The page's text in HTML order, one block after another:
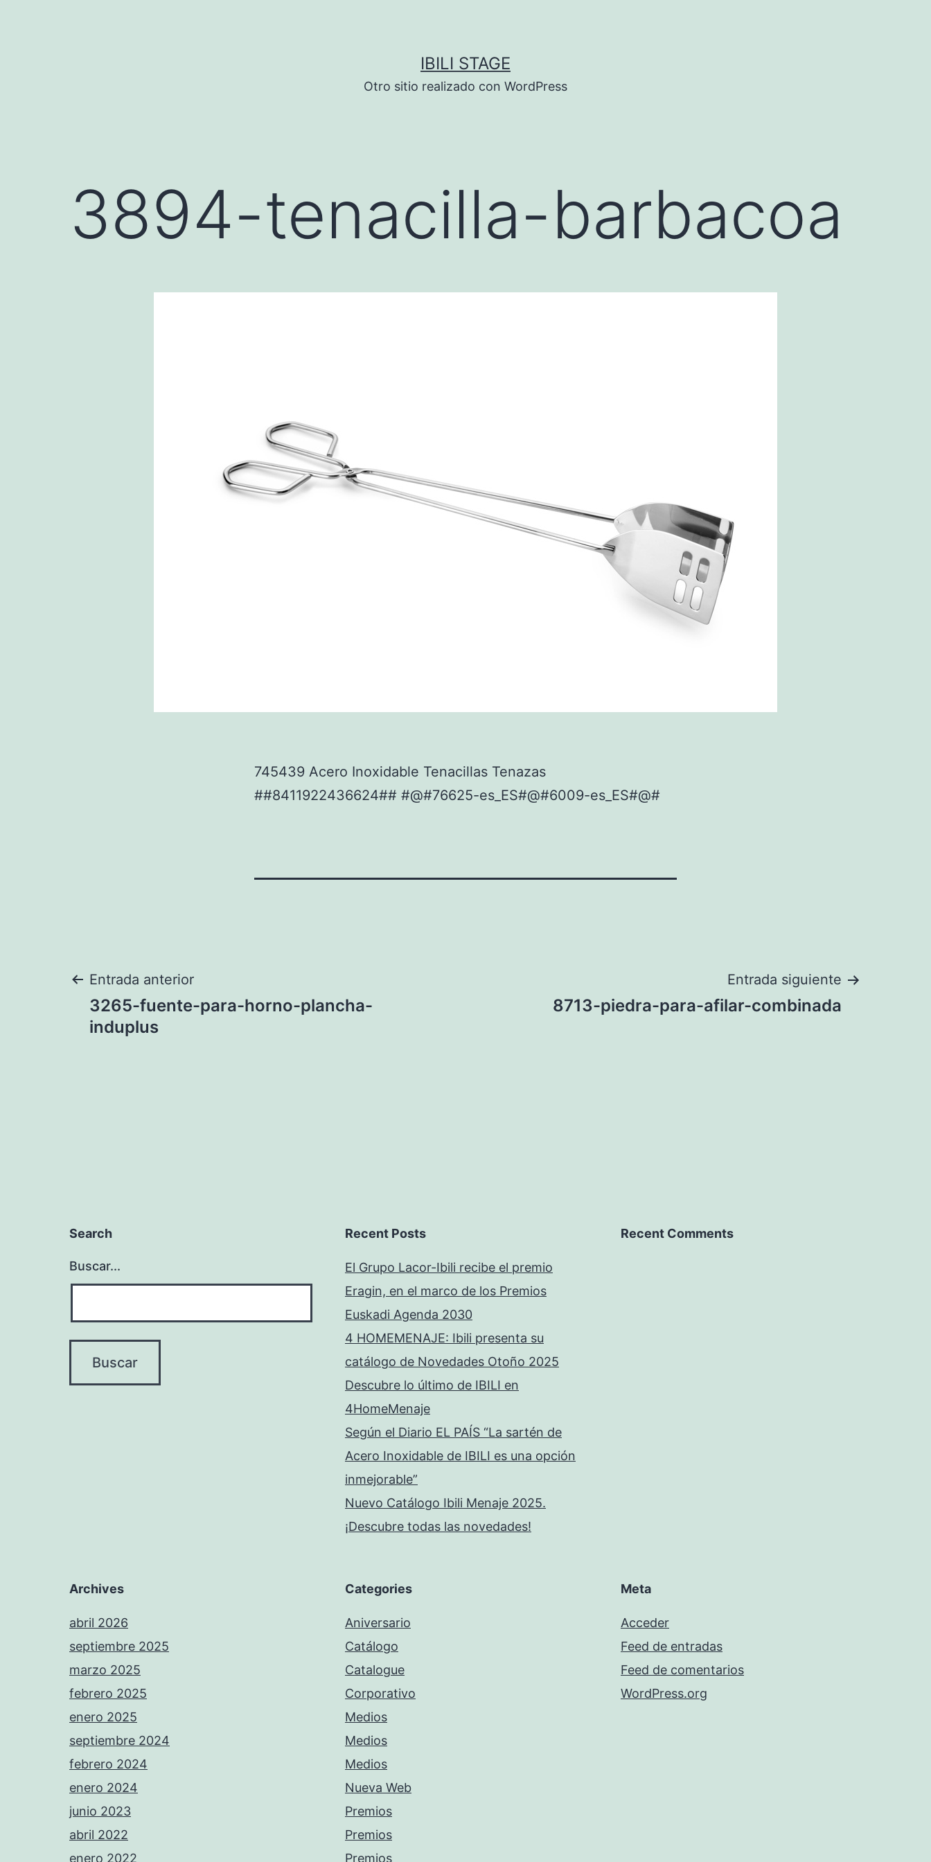
IBILI STAGE
Otro sitio realizado con WordPress
3894-tenacilla-barbacoa
745439 Acero Inoxidable Tenacillas Tenazas
##8411922436624## #@#76625-es_ES#@#6009-es_ES#@#
Navegación
de
Entrada anterior
3265-fuente-para-horno-plancha-
induplus
Entrada siguiente
8713-piedra-para-afilar-combinada
Search
Buscar...
Recent Posts
El Grupo Lacor-Ibili recibe el premio
Eragin, en el marco de los Premios
Euskadi Agenda 2030
4 HOMEMENAJE: Ibili presenta su
catálogo de Novedades Otoño 2025
Descubre lo último de IBILI en
4HomeMenaje
Según el Diario EL PAÍS “La sartén de
Acero Inoxidable de IBILI es una opción
inmejorable”
Nuevo Catálogo Ibili Menaje 2025.
¡Descubre todas las novedades!
Recent Comments
Archives
abril 2026
septiembre 2025
marzo 2025
febrero 2025
enero 2025
septiembre 2024
febrero 2024
enero 2024
junio 2023
abril 2022
enero 2022
Categories
Aniversario
Catálogo
Catalogue
Corporativo
Medios
Medios
Medios
Nueva Web
Premios
Premios
Premios
Meta
Acceder
Feed de entradas
Feed de comentarios
WordPress.org